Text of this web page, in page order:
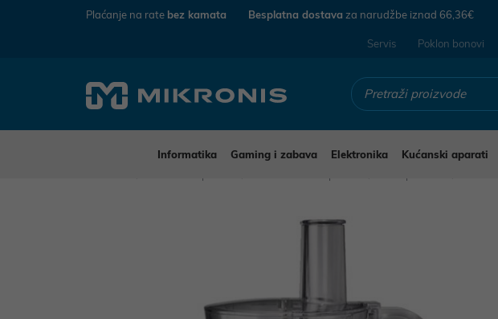
Plaćanje na rate bez kamata Besplatna dostava za narudžbe iznad 66,36€
Servis Poklon bonovi
Informatika Gaming i zabava Elektronika Kućanski aparati